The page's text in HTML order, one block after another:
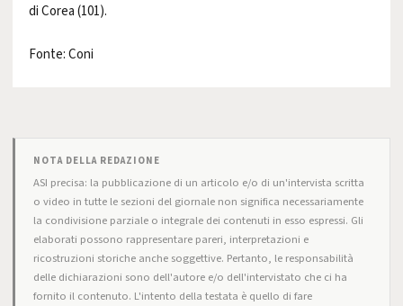
di Corea (101).
Fonte: Coni
NOTA DELLA REDAZIONE
ASI precisa: la pubblicazione di un articolo e/o di un'intervista scritta
o video in tutte le sezioni del giornale non significa necessariamente
la condivisione parziale o integrale dei contenuti in esso espressi. Gli
elaborati possono rappresentare pareri, interpretazioni e
ricostruzioni storiche anche soggettive. Pertanto, le responsabilità
delle dichiarazioni sono dell'autore e/o dell'intervistato che ci ha
fornito il contenuto. L'intento della testata è quello di fare